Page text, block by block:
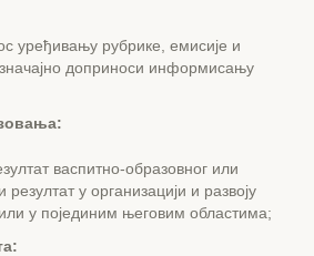
уређивању рубрике, емисије и
доприноси информисању
васпитно-образовног или
резултат у организацији и развоју
у појединим његовим областима;